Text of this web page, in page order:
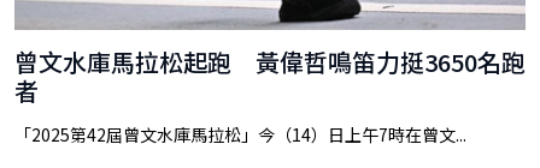
曾文水庫馬拉松起跑 黃偉哲鳴笛力挺3650名跑
者
「2025第42屆曾文水庫馬拉松」今（14）日上午7時在曾文...